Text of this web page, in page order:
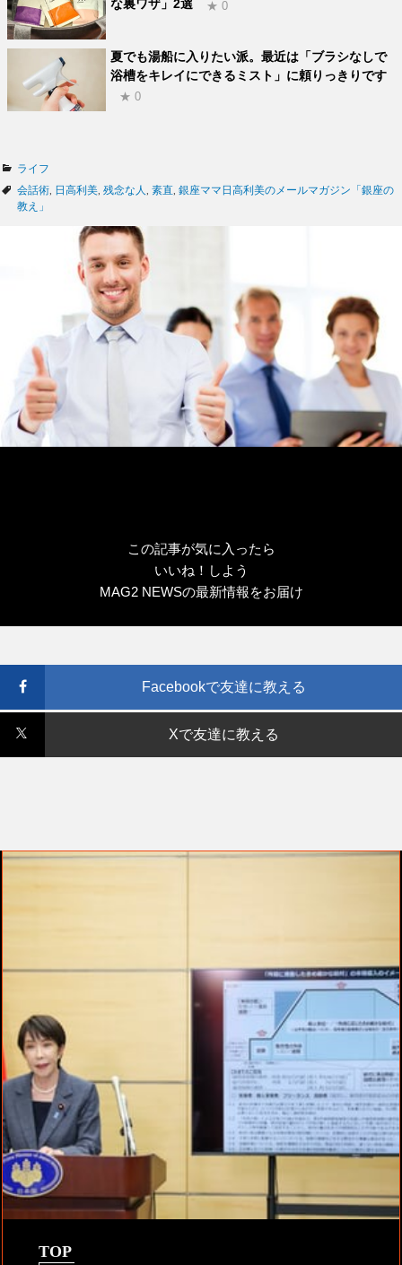
な裏ワザ」2選 ★ 0
夏でも湯船に入りたい派。最近は「ブラシなしで
浴槽をキレイにできるミスト」に頼りっきりです
★ 0
カ
テ
ゴ
ライフ
タ
グ
会話術 日高利美 残念な人 素直 銀座ママ日高利美のメールマガジン「銀座の
教え」
この記事が気に入ったら
いいね！しよう
MAG2 NEWSの最新情報をお届け
Facebookで友達に教える
Xで友達に教える
TOP